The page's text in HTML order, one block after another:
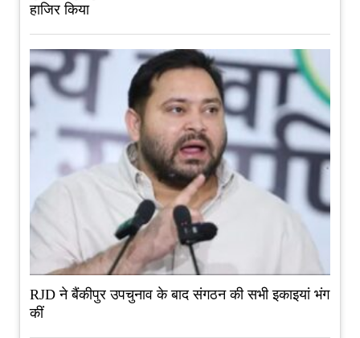
हाजिर किया
RJD ने बैंकीपुर उपचुनाव के बाद संगठन की सभी इकाइयां भंग
कीं